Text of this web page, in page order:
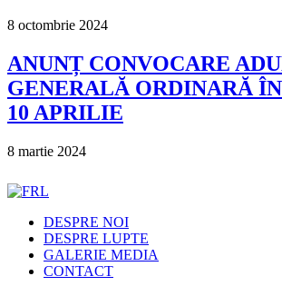
8 octombrie 2024
ANUNȚ CONVOCARE
GENERALĂ ORDINARĂ
10 APRILIE
8 martie 2024
DESPRE NOI
DESPRE LUPTE
GALERIE MEDIA
CONTACT